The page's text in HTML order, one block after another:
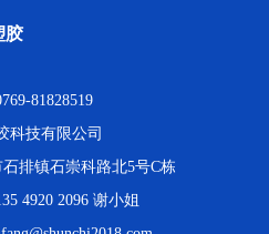
胶
81828519
科技有限公司
排镇石崇科路北5号C栋
4920 2096 谢小姐